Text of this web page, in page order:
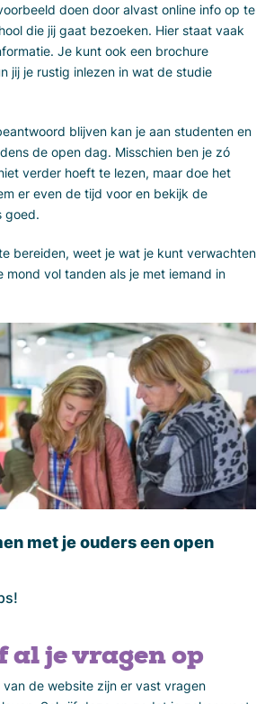
doen door alvast online info op te
die jij gaat bezoeken. Hier staat vaak
Je kunt ook een brochure
jij je rustig inlezen in wat de studie
blijven kan je aan studenten en
de open dag. Misschien ben je zó
verder hoeft te lezen, maar doe het
er even de tijd voor en bekijk de
goed.
bereiden, weet je wat je kunt verwachten
mond vol tanden als je met iemand in
met je ouders een open
al je vragen op
de website zijn er vast vragen